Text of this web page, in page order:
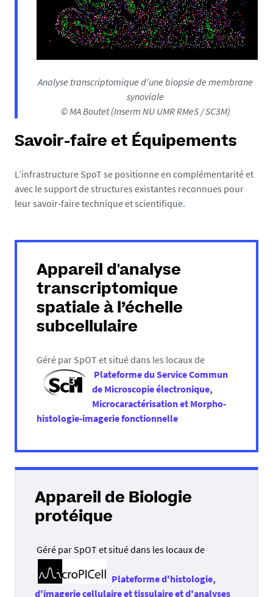
Analyse transcriptomique d'une biopsie de membrane
synoviale
© MA Boutet (Inserm NU UMR RMeS / SC3M)
Savoir-faire et Équipements
L’infrastructure SpoT se positionne en complémentarité et
avec le support de structures existantes reconnues pour
leur savoir-faire technique et scientifique.
Appareil d'analyse
transcriptomique
spatiale à l’échelle
subcellulaire
Géré par SpOT et situé dans les locaux de
Plateforme du Service Commun
de Microscopie électronique,
Microcaractérisation et Morpho-
histologie-imagerie fonctionnelle
Appareil de Biologie
protéique
Géré par SpOT et situé dans les locaux de
Plateforme d'histologie,
d'imagerie cellulaire et tissulaire et d'analyses